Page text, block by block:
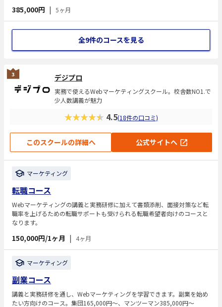
385,000円 | 5ヶ月
全9件のコースを見る
デジプロ
実務で使えるWebマーケティングスクール。校舎数NO1.で
少人数講義が魅力
★★★★★ 4.5(18件の口コミ)
このスクールの詳細へ 公式サイトへ
マーケティング
転職コース
Webマーケティングの講義と実務研修に加えて書類添削、面接対策など転
職率を上げるための転職サポートも受けられる転職希望者向けのコースと
なります。
150,000円/1ヶ月 | 4ヶ月
マーケティング
副業コース
講義と実務研修を通し、Webマーケティングを学習できます。副業を始め
たい方向けのコース。集団165,000円～、マンツーマン385,000円～